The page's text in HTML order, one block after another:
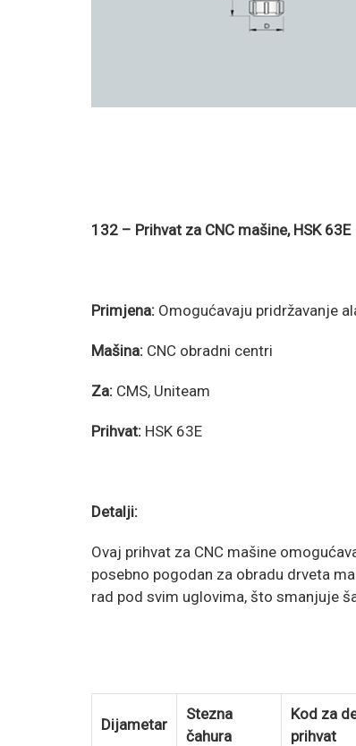
132 – Prihvat za CNC mašine, HSK 63E
Primjena: Omogućavaju pridržavanje
Mašina: CNC obradni centri
Za: CMS, Uniteam
Prihvat: HSK 63E
Detalji:
Ovaj prihvat za CNC mašine
posebno pogodan za obradu drveta
rad pod svim uglovima, što smanjuje
Dijametar
Stezna
čahura
Kod za
prihvat